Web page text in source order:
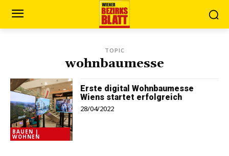
TOPIC
wohnbaumesse
BAUEN |
WOHNEN
Erste digital Wohnbaumesse
Wiens startet erfolgreich
28/04/2022